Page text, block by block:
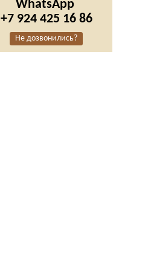
WhatsApp
+7 924 425 16 86
Не дозвонились?